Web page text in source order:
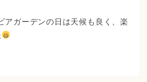
月
アガーデンの日は天候も良く、楽